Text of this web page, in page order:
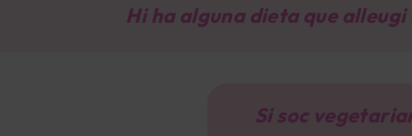
Hi ha alguna dieta que
Si soc